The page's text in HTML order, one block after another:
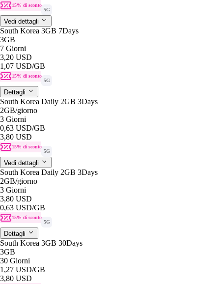
15% di sconto
5G
Vedi dettagli
South Korea 3GB 7Days
3GB
7 Giorni
3,20 USD
1,07 USD/GB
15% di sconto
5G
Dettagli
South Korea Daily 2GB 3Days
2GB/giorno
3 Giorni
0,63 USD/GB
3,80 USD
15% di sconto
5G
Vedi dettagli
South Korea Daily 2GB 3Days
2GB/giorno
3 Giorni
3,80 USD
0,63 USD/GB
15% di sconto
5G
Dettagli
South Korea 3GB 30Days
3GB
30 Giorni
1,27 USD/GB
3,80 USD